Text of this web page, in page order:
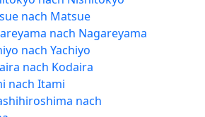
nach Matsue
nach Nagareyama
nach Yachiyo
nach Kodaira
nach Itami
nach